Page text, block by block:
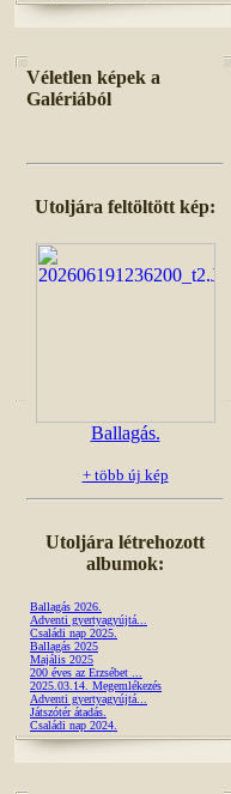
Véletlen képek a
Galériából
Utoljára feltöltött kép:
Ballagás.
+ több új kép
Utoljára létrehozott
albumok:
Ballagás 2026.
Adventi gyertyagyújtá...
Családi nap 2025.
Ballagás 2025
Majális 2025
200 éves az Erzsébet ...
2025.03.14. Megemlékezés
Adventi gyertyagyújtá...
Játszótér átadás.
Családi nap 2024.